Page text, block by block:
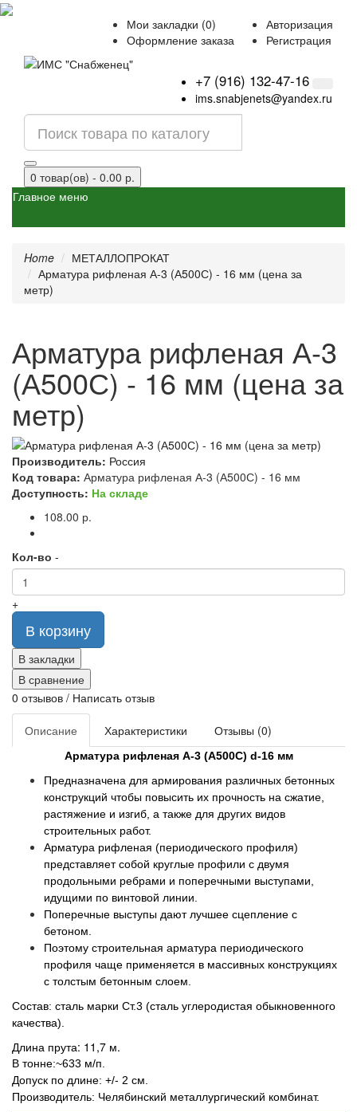
Авторизация
Регистрация
Мои закладки (0)
Оформление заказа
+7 (916) 132-47-16
ims.snabjenets@yandex.ru
0 товар(ов) - 0.00 р.
Главное меню
Home
МЕТАЛЛОПРОКАТ
Арматура рифленая А-3 (А500С) - 16 мм (цена за
метр)
Арматура рифленая А-3
(А500С) - 16 мм (цена за
метр)
Производитель: Россия
Код товара: Арматура рифленая А-3 (А500С) - 16 мм
Доступность: На складе
108.00 р.
Кол-во -
+
В корзину
В закладки
В сравнение
0 отзывов / Написать отзыв
Описание Характеристики Отзывы (0)
Арматура рифленая А-3 (А500С) d-16 мм
Предназначена для армирования различных бетонных
конструкций чтобы повысить их прочность на сжатие,
растяжение и изгиб, а также для других видов
строительных работ.
Арматура рифленая (периодического профиля)
представляет собой круглые профили с двумя
продольными ребрами и поперечными выступами,
идущими по винтовой линии.
Поперечные выступы дают лучшее сцепление с
бетоном.
Поэтому строительная арматура периодического
профиля чаще применяется в массивных конструкциях
с толстым бетонным слоем.
Состав: сталь марки Ст.3 (сталь углеродистая обыкновенного
качества).
Длина прута: 11,7 м.
В тонне:~633 м/п.
Допуск по длине: +/- 2 см.
Производитель: Челябинский металлургический комбинат.